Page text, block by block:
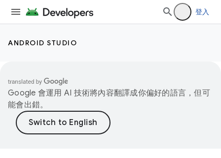
登入
ANDROID STUDIO
Google 會運用 AI 技術將內容翻譯成你偏好的語言，但可
能會出錯。